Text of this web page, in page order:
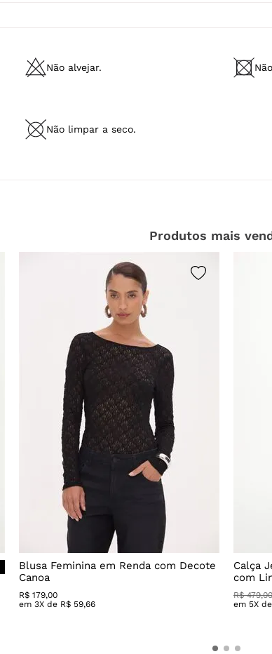
Não alvejar.
Não limpar a seco.
Produtos mais
Blusa Feminina em Renda com Decote
Canoa
R$ 179,00
em3X de R$ 59,66
Calça
com
R$ 479,00
em 5X de